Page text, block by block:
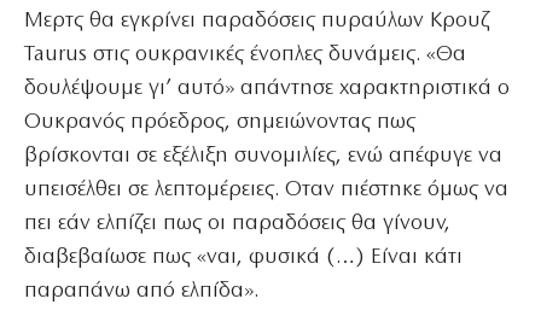
Μερτς θα εγκρίνει παραδόσεις πυραύλων Κρουζ
Taurus στις ουκρανικές ένοπλες δυνάμεις. «Θα
δουλέψουμε γι’ αυτό» απάντησε χαρακτηριστικά ο
Ουκρανός πρόεδρος, σημειώνοντας πως
βρίσκονται σε εξέλιξη συνομιλίες, ενώ απέφυγε να
υπεισέλθει σε λεπτομέρειες. Οταν πιέστηκε όμως να
πει εάν ελπίζει πως οι παραδόσεις θα γίνουν,
διαβεβαίωσε πως «ναι, φυσικά (…) Είναι κάτι
παραπάνω από ελπίδα».